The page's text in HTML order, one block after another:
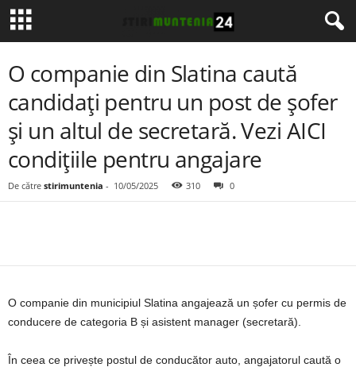
O companie din Slatina caută
candidați pentru un post de șofer
și un altul de secretară. Vezi AICI
condițiile pentru angajare
De către stirimuntenia - 10/05/2025 310 0
O companie din municipiul Slatina angajează un șofer cu permis de
conducere de categoria B și asistent manager (secretară).
În ceea ce privește postul de conducător auto, angajatorul caută o